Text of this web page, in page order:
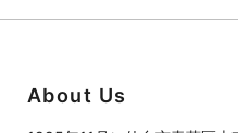
About Us